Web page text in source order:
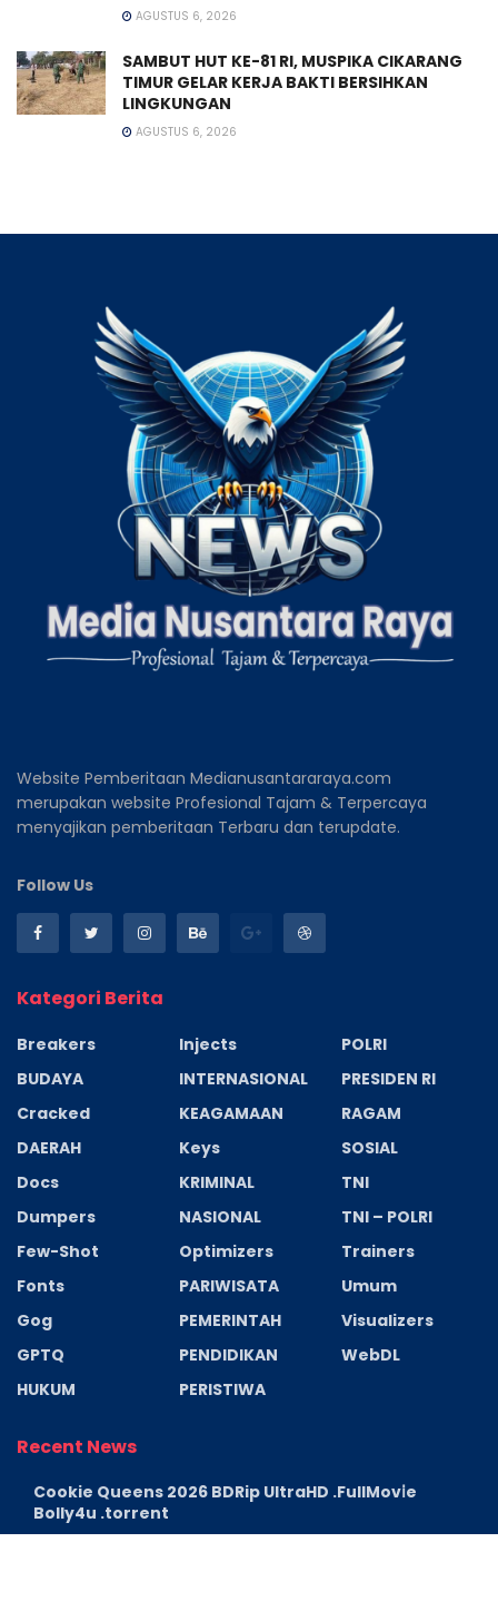
AGUSTUS 6, 2026
SAMBUT HUT KE-81 RI, MUSPIKA CIKARANG
TIMUR GELAR KERJA BAKTI BERSIHKAN
LINGKUNGAN
AGUSTUS 6, 2026
Website Pemberitaan Medianusantararaya.com
merupakan website Profesional Tajam & Terpercaya
menyajikan pemberitaan Terbaru dan terupdate.
Follow Us
Kategori Berita
Breakers
BUDAYA
Cracked
DAERAH
Docs
Dumpers
Few-Shot
Fonts
Gog
GPTQ
HUKUM
Injects
INTERNASIONAL
KEAGAMAAN
Keys
KRIMINAL
NASIONAL
Optimizers
PARIWISATA
PEMERINTAH
PENDIDIKAN
PERISTIWA
POLRI
PRESIDEN RI
RAGAM
SOSIAL
TNI
TNI – POLRI
Trainers
Umum
Visualizers
WebDL
Recent News
Cookie Queens 2026 BDRip UltraHD .FullMov𝗂e
Bolly4u .torrent